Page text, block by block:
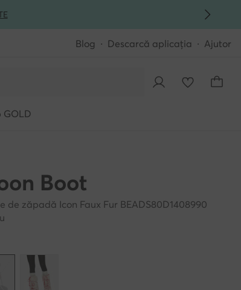
Blog Descarcă aplicația Ajutor
GOLD
Boot
de zăpadă Icon Faux Fur BEADS80D1408990